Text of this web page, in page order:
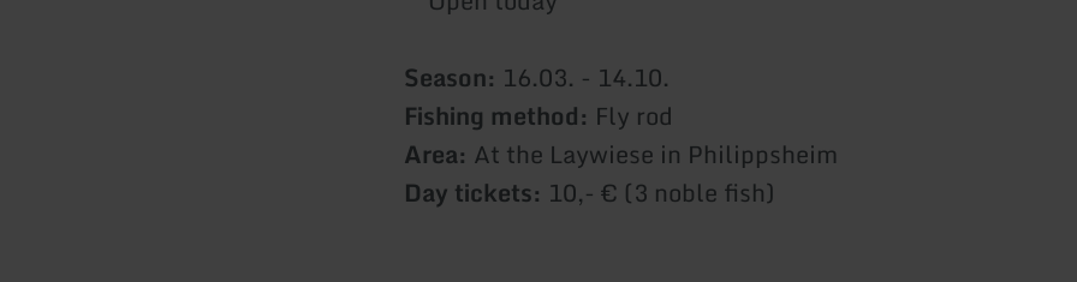
Season: 16.03. - 14.10.
Fishing method: Fly rod
Area: At the Laywiese in Philippsheim
Day tickets: 10,- € (3 noble fish)